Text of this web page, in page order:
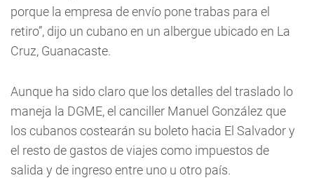
porque la empresa de envío pone trabas para el
retiro”, dijo un cubano en un albergue ubicado en La
Cruz, Guanacaste.
Aunque ha sido claro que los detalles del traslado lo
maneja la DGME, el canciller Manuel González que
los cubanos costearán su boleto hacia El Salvador y
el resto de gastos de viajes como impuestos de
salida y de ingreso entre uno u otro país.